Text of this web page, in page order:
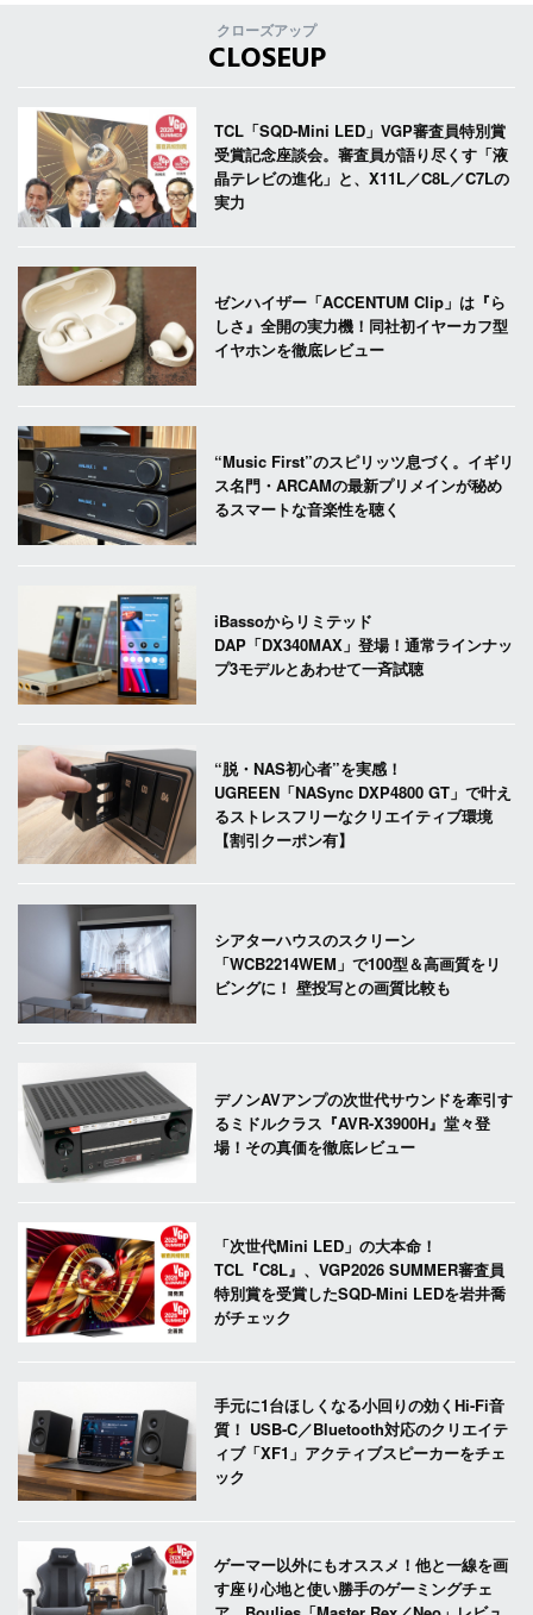
クローズアップ
CLOSEUP
TCL「SQD-Mini LED」VGP審査員特別賞
受賞記念座談会。審査員が語り尽くす「液
晶テレビの進化」と、X11L／C8L／C7Lの
実力
ゼンハイザー「ACCENTUM Clip」は『ら
しさ』全開の実力機！同社初イヤーカフ型
イヤホンを徹底レビュー
“Music First”のスピリッツ息づく。イギリ
ス名門・ARCAMの最新プリメインが秘め
るスマートな音楽性を聴く
iBassoからリミテッド
DAP「DX340MAX」登場！通常ラインナッ
プ3モデルとあわせて一斉試聴
“脱・NAS初心者”を実感！
UGREEN「NASync DXP4800 GT」で叶え
るストレスフリーなクリエイティブ環境
【割引クーポン有】
シアターハウスのスクリーン
「WCB2214WEM」で100型＆高画質をリ
ビングに！ 壁投写との画質比較も
デノンAVアンプの次世代サウンドを牽引す
るミドルクラス『AVR-X3900H』堂々登
場！その真価を徹底レビュー
「次世代Mini LED」の大本命！
TCL『C8L』、VGP2026 SUMMER審査員
特別賞を受賞したSQD-Mini LEDを岩井喬
がチェック
手元に1台ほしくなる小回りの効くHi-Fi音
質！ USB-C／Bluetooth対応のクリエイテ
ィブ「XF1」アクティブスピーカーをチェ
ック
ゲーマー以外にもオススメ！他と一線を画
す座り心地と使い勝手のゲーミングチェ